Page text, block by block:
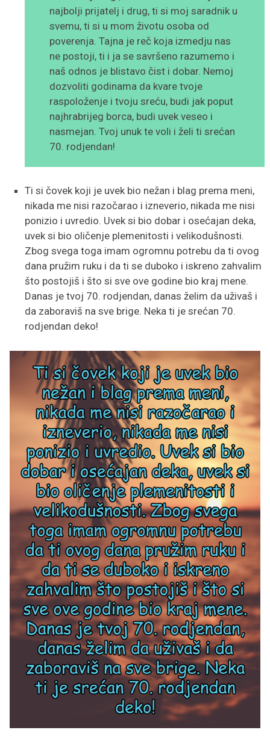
najbolji prijatelj i drug, ti si moj saradnik u
svemu, ti si u mom životu osoba od
poverenja. Tajna je reč koja izmedju nas
ne postoji, ti i ja se savršeno razumemo i
naš odnos je blistavo čist i dobar. Nemoj
dozvoliti godinama da kvare tvoje
raspoloženje i tvoju sreću, budi jak poput
najhrabrijeg borca, budi uvek veseo i
nasmejan. Tvoj unuk te voli i želi ti srećan
70. rodjendan!
Ti si čovek koji je uvek bio nežan i blag prema meni,
nikada me nisi razočarao i izneverio, nikada me nisi
ponizio i uvredio. Uvek si bio dobar i osećajan deka,
uvek si bio oličenje plemenitosti i velikodušnosti.
Zbog svega toga imam ogromnu potrebu da ti ovog
dana pružim ruku i da ti se duboko i iskreno zahvalim
što postojiš i što si sve ove godine bio kraj mene.
Danas je tvoj 70. rodjendan, danas želim da uživaš i
da zaboraviš na sve brige. Neka ti je srećan 70.
rodjendan deko!